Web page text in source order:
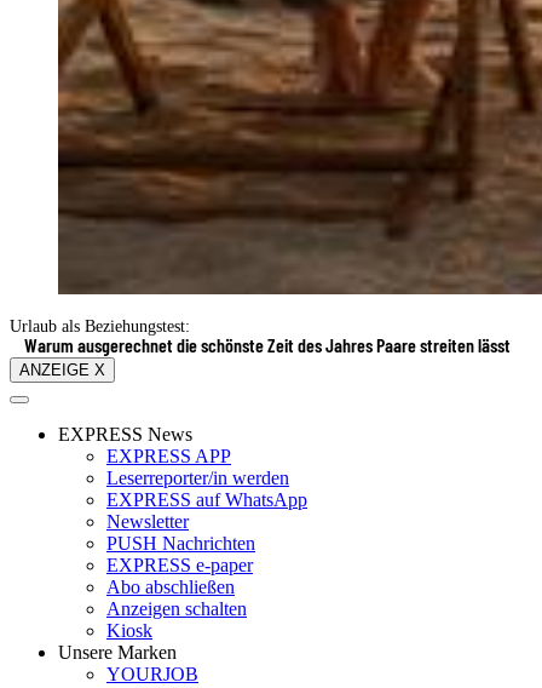
Urlaub als Beziehungstest:
Warum ausgerechnet die schönste Zeit des Jahres Paare streiten lässt
ANZEIGE X
EXPRESS News
EXPRESS APP
Leserreporter/in werden
EXPRESS auf WhatsApp
Newsletter
PUSH Nachrichten
EXPRESS e-paper
Abo abschließen
Anzeigen schalten
Kiosk
Unsere Marken
YOURJOB